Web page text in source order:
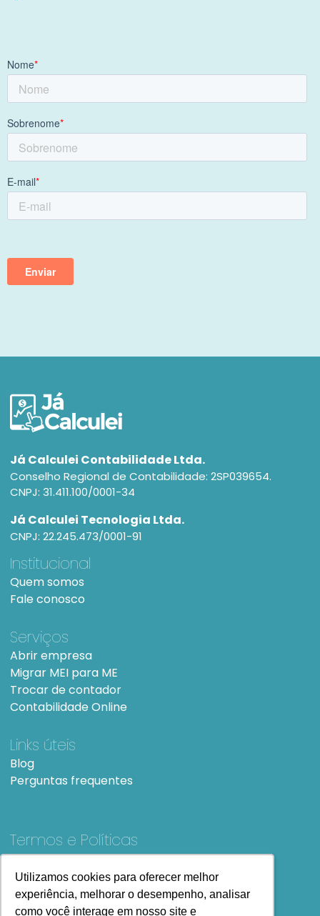
Utilizamos cookies para oferecer melhor
experiência, melhorar o desempenho, analisar
como você interage em nosso site e
Utilizamos cookies para oferecer melhor
experiência, melhorar o desempenho, analisar
como você interage em nosso site e
Já Calculei Contabilidade Ltda.
Conselho Regional de Contabilidade: 2SP039654.
CNPJ: 31.411.100/0001-34
Já Calculei Tecnologia Ltda.
CNPJ: 22.245.473/0001-91
Institucional
Quem somos
Fale conosco
Serviços
Abrir empresa
Migrar MEI para ME
Trocar de contador
Contabilidade Online
Links úteis
Blog
Perguntas frequentes
Termos e Políticas
Termos e condições de UsoSiteMap